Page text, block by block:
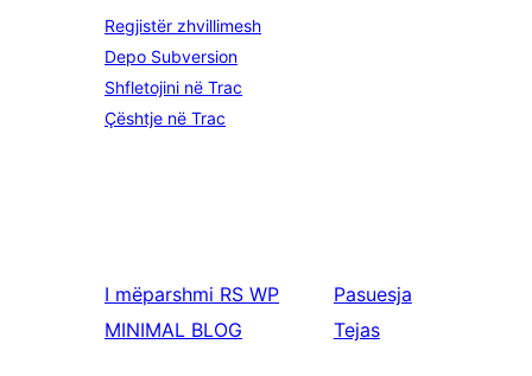
Regjistër zhvillimesh
Depo Subversion
Shfletojini në Trac
Çështje në Trac
I mëparshmi RS WP
MINIMAL BLOG
Pasuesja
Tejas